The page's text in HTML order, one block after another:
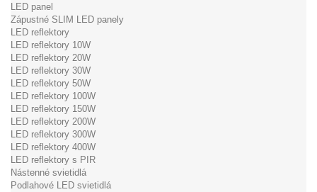
LED panel
Zápustné SLIM LED panely
LED reflektory
LED reflektory 10W
LED reflektory 20W
LED reflektory 30W
LED reflektory 50W
LED reflektory 100W
LED reflektory 150W
LED reflektory 200W
LED reflektory 300W
LED reflektory 400W
LED reflektory s PIR
Nástenné svietidlá
Podlahové LED svietidlá